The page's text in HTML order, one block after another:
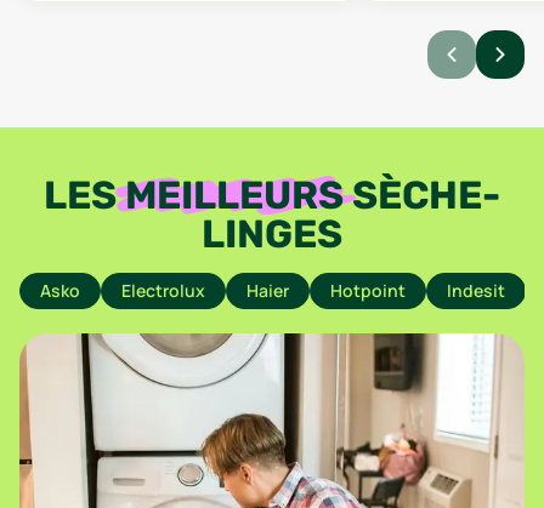
LESMEILLEURSSÈCHE-
LINGES
Asko Electrolux Haier Hotpoint Indesit